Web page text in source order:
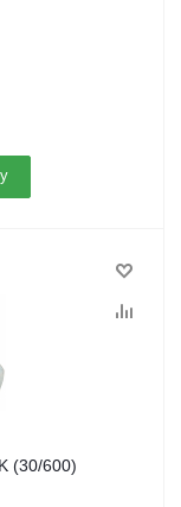
(30/600)